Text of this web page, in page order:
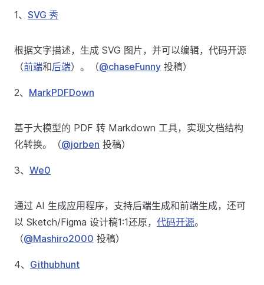
1、 SVG 秀
根据文字描述，生成 SVG 图片，并可以编辑，代码开源
（前端和后端）。（@chaseFunny 投稿）
2、 MarkPDFDown
基于大模型的 PDF 转 Markdown 工具，实现文档结构
化转换。（@jorben 投稿）
3、 We0
通过 AI 生成应用程序，支持后端生成和前端生成，还可
以 Sketch/Figma 设计稿1:1还原， 代码开源。
（@Mashiro2000 投稿）
4、 Githubhunt